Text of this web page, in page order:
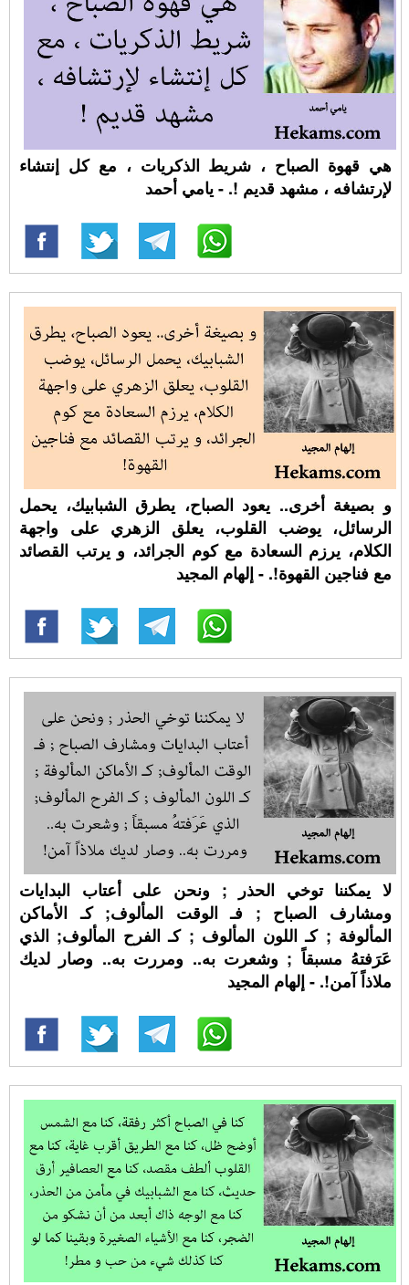
هي قهوة الصباح ، شريط الذكريات ، مع كل إنتشاء
لإرتشافه ، مشهد قديم !. - يامي أحمد
و بصيغة أخرى.. يعود الصباح، يطرق الشبابيك، يحمل
الرسائل، يوضب القلوب، يعلق الزهري على واجهة
الكلام، يرزم السعادة مع كوم الجرائد، و يرتب القصائد
مع فناجين القهوة!. - إلهام المجيد
لا يمكننا توخي الحذر ; ونحن على أعتاب البدايات
ومشارف الصباح ; فـ الوقت المألوف; كـ الأماكن
المألوفة ; كـ اللون المألوف ; كـ الفرح المألوف; الذي
عَرَفتهُ مسبقاً ; وشعرت به.. ومررت به.. وصار لديك
ملاذاً آمن!. - إلهام المجيد